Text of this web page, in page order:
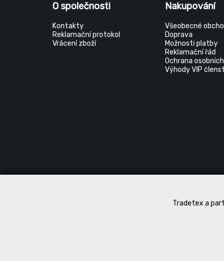
Tradetex a
kontaktu s chemickými látkami, jako
50 ks Materiál rukavice: nitril Barva:
černá
O společnosti
Kontakty
Reklamační protokol
Vrácení zboží
Nakupování
Všeobecné
Doprava
Možnosti platby
Reklamační řád
Ochrana
Výhody VIP